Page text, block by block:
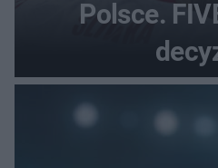
Polsce.